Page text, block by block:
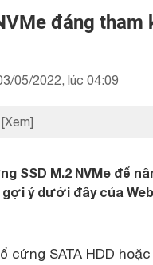
đáng tham
05/2022, lúc 04:09
[Xem]
SSD M.2 NVMe để
ý dưới đây của
SATA HDD hoặc